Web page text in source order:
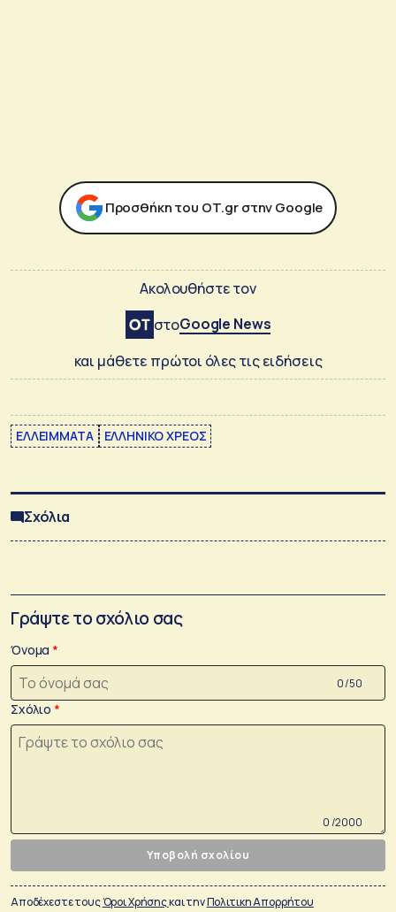
Προσθήκη του ΟΤ.gr στην Google
Ακολουθήστε τον
στοGoogle News
και μάθετε πρώτοι όλες τις ειδήσεις
ΕΛΛΕΙΜΜΑΤΑ ΕΛΛΗΝΙΚΟ ΧΡΕΟΣ
Σχόλια
Γράψτε το σχόλιο σας
Όνομα
0 /50
Σχόλιο
0 /2000
Υποβολή σχολίου
Αποδέχεστε τουςΌροι Χρήσηςκαι τηνΠολιτικη Απορρήτου